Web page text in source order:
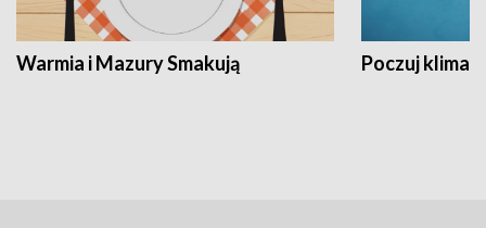
Warmia i Mazury Smakują Poczuj klimat